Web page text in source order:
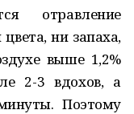
отравление
ни запаха,
выше 1,2%
2-3 вдохов, а
Поэтому